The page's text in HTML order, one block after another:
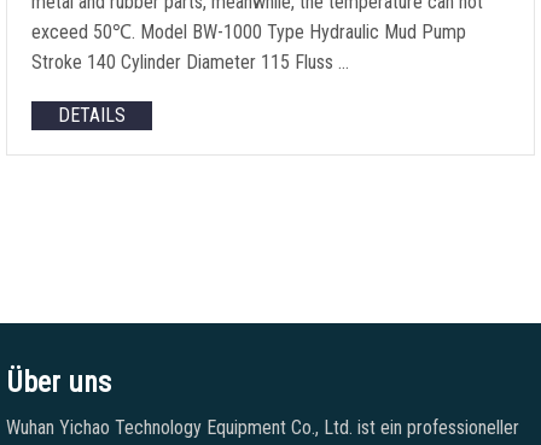
exceed 50℃. Model BW-1000 Type Hydraulic Mud Pump
Stroke 140 Cylinder Diameter 115 Fluss …
DETAILS
Über uns
Wuhan Yichao Technology Equipment Co., Ltd. ist ein professioneller